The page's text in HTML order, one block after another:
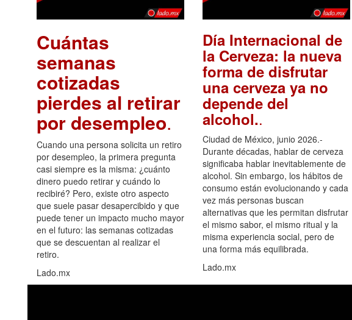
Cuántas
semanas
cotizadas
pierdes al retirar
por desempleo.
Cuando una persona solicita un retiro
por desempleo, la primera pregunta
casi siempre es la misma: ¿cuánto
dinero puedo retirar y cuándo lo
recibiré? Pero, existe otro aspecto
que suele pasar desapercibido y que
puede tener un impacto mucho mayor
en el futuro: las semanas cotizadas
que se descuentan al realizar el
retiro.
Lado.mx
Día Internacional de
la Cerveza: la nueva
forma de disfrutar
una cerveza ya no
depende del
alcohol..
Ciudad de México, junio 2026.-
Durante décadas, hablar de cerveza
significaba hablar inevitablemente de
alcohol. Sin embargo, los hábitos de
consumo están evolucionando y cada
vez más personas buscan
alternativas que les permitan disfrutar
el mismo sabor, el mismo ritual y la
misma experiencia social, pero de
una forma más equilibrada.
Lado.mx